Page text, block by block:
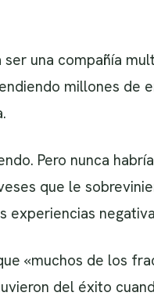
una compañía
millones de
Pero nunca
que le
experiencias
«muchos de los
del éxito